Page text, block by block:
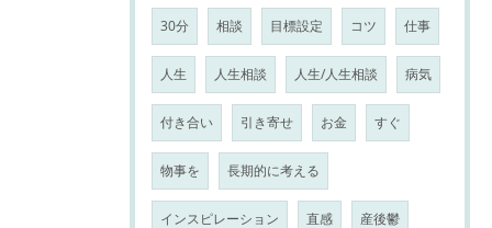
30分 相談 目標設定 コツ 仕事
人生 人生相談 人生/人生相談 病気
付き合い 引き寄せ お金 すぐ
物事を 長期的に考える
インスピレーション 直感 産後鬱